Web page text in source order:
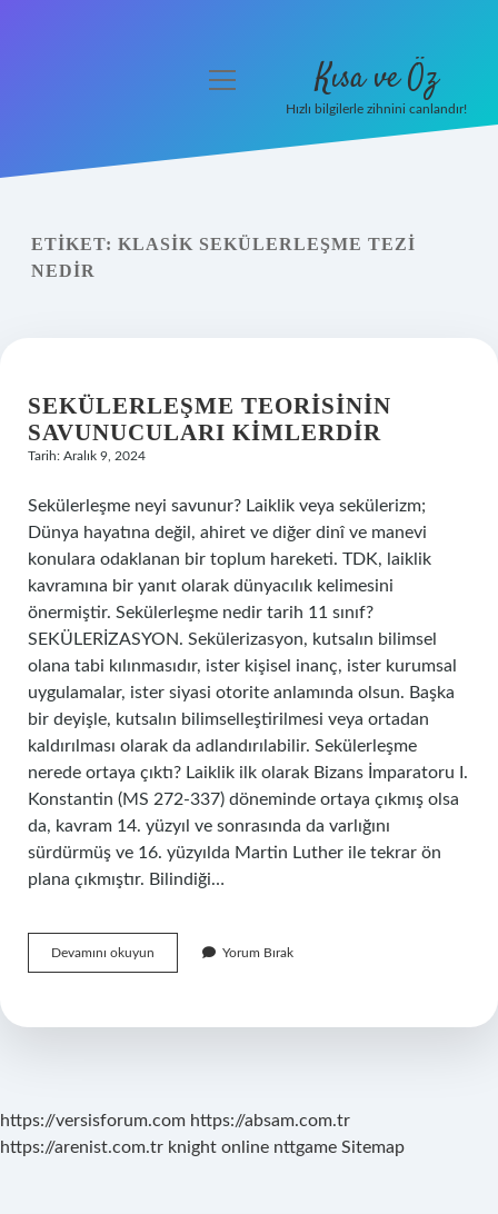
Yasal Uyarı
menüyü
Kısa ve Öz
Hızlı bilgilerle zihnini canlandır!
ETIKET: KLASIK SEKÜLERLEŞME TEZI
NEDIR
SEKÜLERLEŞME TEORISININ
SAVUNUCULARI KIMLERDIR
Tarih: Aralık 9, 2024
Sekülerleşme neyi savunur? Laiklik veya sekülerizm;
Dünya hayatına değil, ahiret ve diğer dinî ve manevi
konulara odaklanan bir toplum hareketi. TDK, laiklik
kavramına bir yanıt olarak dünyacılık kelimesini
önermiştir. Sekülerleşme nedir tarih 11 sınıf?
SEKÜLERİZASYON. Sekülerizasyon, kutsalın bilimsel
olana tabi kılınmasıdır, ister kişisel inanç, ister kurumsal
uygulamalar, ister siyasi otorite anlamında olsun. Başka
bir deyişle, kutsalın bilimselleştirilmesi veya ortadan
kaldırılması olarak da adlandırılabilir. Sekülerleşme
nerede ortaya çıktı? Laiklik ilk olarak Bizans İmparatoru I.
Konstantin (MS 272-337) döneminde ortaya çıkmış olsa
da, kavram 14. yüzyıl ve sonrasında da varlığını
sürdürmüş ve 16. yüzyılda Martin Luther ile tekrar ön
plana çıkmıştır. Bilindiği…
Devamını okuyun Sekülerleşme
Teorisinin
Yorum Bırak
https://versisforum.com https://absam.com.tr
https://arenist.com.tr knight online nttgame Sitemap